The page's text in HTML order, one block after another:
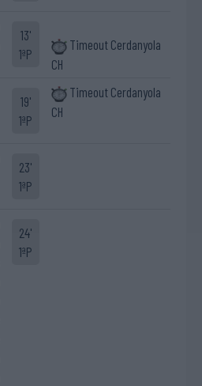
13'
1ªP
Timeout Cerdanyola
CH
19'
1ªP
Timeout Cerdanyola
CH
23'
1ªP
24'
1ªP